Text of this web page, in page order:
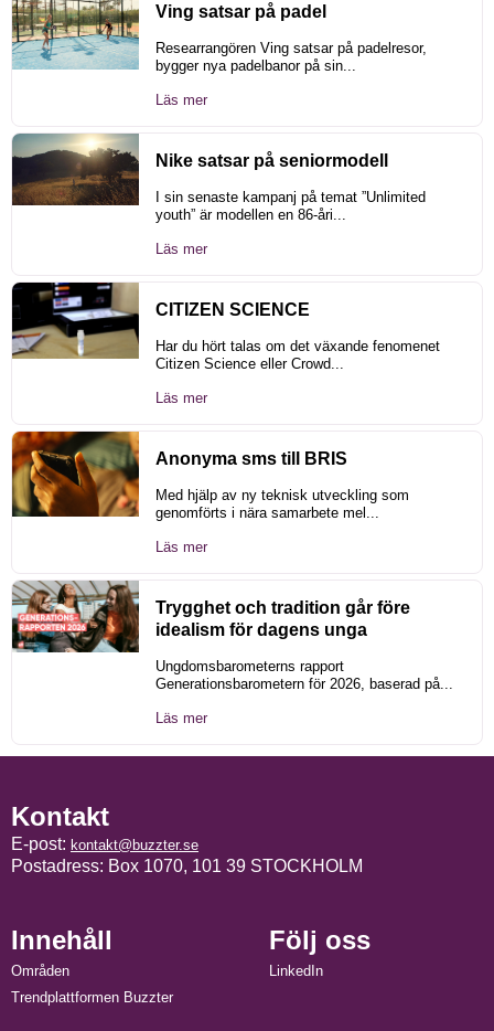
Ving satsar på padel
Researrangören Ving satsar på padelresor,
bygger nya padelbanor på sin...
Läs mer
Nike satsar på seniormodell
I sin senaste kampanj på temat ”Unlimited
youth” är modellen en 86-åri...
Läs mer
CITIZEN SCIENCE
Har du hört talas om det växande fenomenet
Citizen Science eller Crowd...
Läs mer
Anonyma sms till BRIS
Med hjälp av ny teknisk utveckling som
genomförts i nära samarbete mel...
Läs mer
Trygghet och tradition går före
idealism för dagens unga
Ungdomsbarometerns rapport
Generationsbarometern för 2026, baserad på...
Läs mer
Kontakt
E-post: kontakt@buzzter.se
Postadress: Box 1070, 101 39 STOCKHOLM
Innehåll
Områden
Trendplattformen Buzzter
Följ oss
LinkedIn